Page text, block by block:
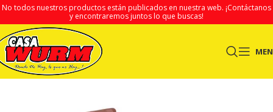
No todos nuestros productos están publicados en nuestra web. ¡Contáctanos
y encontraremos juntos lo que buscas!